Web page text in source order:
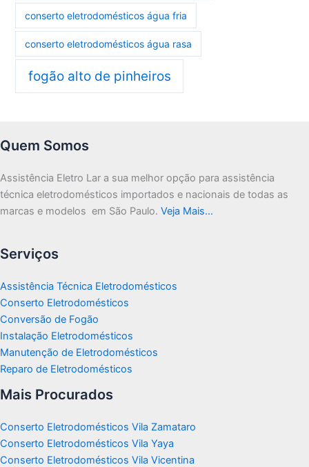
conserto eletrodomésticos água fria
conserto eletrodomésticos água rasa
fogão alto de pinheiros
Quem Somos
Assistência Eletro Lar a sua melhor opção para assistência
técnica eletrodomésticos importados e nacionais de todas as
marcas e modelos em São Paulo. Veja Mais…
Serviços
Assistência Técnica Eletrodomésticos
Conserto Eletrodomésticos
Conversão de Fogão
Instalação Eletrodomésticos
Manutenção de Eletrodomésticos
Reparo de Eletrodomésticos
Mais Procurados
Conserto Eletrodomésticos Vila Zamataro
Conserto Eletrodomésticos Vila Yaya
Conserto Eletrodomésticos Vila Vicentina